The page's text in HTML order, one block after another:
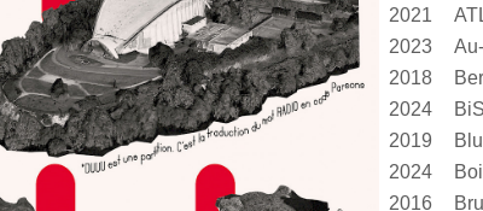
2021
2023
2018
2024
BiS
2019
2024
2016